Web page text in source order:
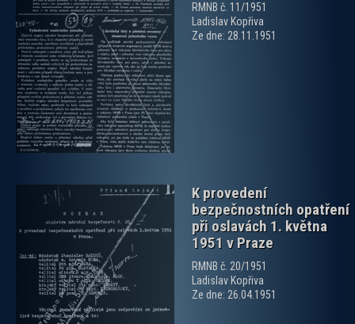
RMNB č. 11/1951
Ladislav Kopřiva
Ze dne: 28.11.1951
K provedení
bezpečnostních opatření
při oslavách 1. května
1951 v Praze
RMNB č. 20/1951
Ladislav Kopřiva
Ze dne: 26.04.1951
zobrazit PDF dokument
zobrazit PDF dokument